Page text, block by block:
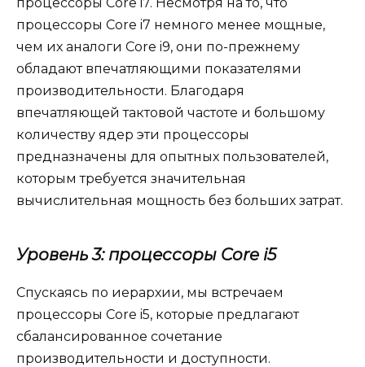
процессоры Core i7 немного менее мощные,
чем их аналоги Core i9, они по-прежнему
обладают впечатляющими показателями
производительности. Благодаря
впечатляющей тактовой частоте и большому
количеству ядер эти процессоры
предназначены для опытных пользователей,
которым требуется значительная
вычислительная мощность без больших затрат.
Уровень 3: процессоры Core i5
Спускаясь по иерархии, мы встречаем
процессоры Core i5, которые предлагают
сбалансированное сочетание
производительности и доступности.